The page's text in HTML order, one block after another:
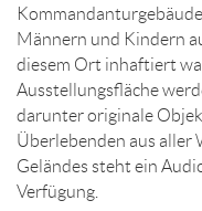
Männern und Kindern
diesem Ort inhaftiert
Ausstellungsfläche
darunter originale
Überlebenden aus aller
Geländes steht ein
Verfügung.